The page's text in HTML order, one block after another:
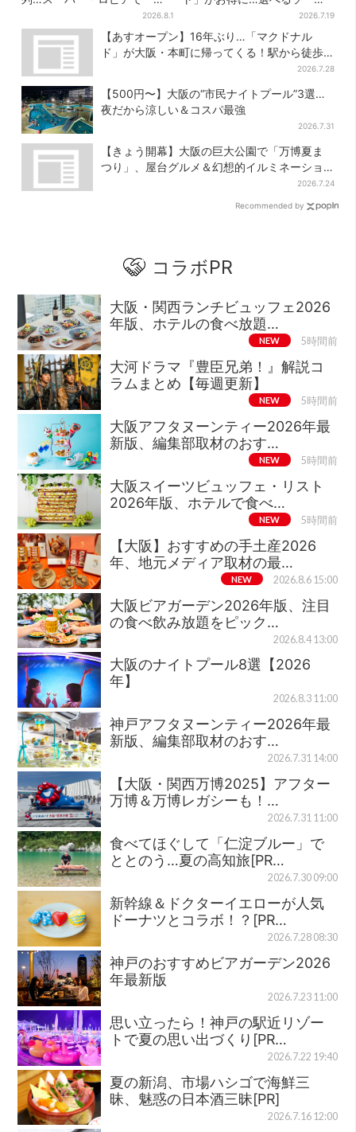
デカ抽選会」、開始30分で“1
等黒毛和牛”の当選も
2026.8.1
は全4種 ポケモンパッケージ
は今だけ
2026.7.19
【あすオープン】16年ぶり…「マクドナル
ド」が大阪・本町に帰ってくる！駅から徒歩1
2026.7.28
【500円〜】大阪の“市民ナイトプール”3選…
夜だから涼しい＆コスパ最強
2026.7.31
【きょう開幕】大阪の巨大公園で「万博夏ま
つり」、屋台グルメ＆幻想的イルミネーショ
2026.7.24
Recommended by
コラボPR
大阪・関西ランチビュッフェ2026
年版、ホテルの食べ放題…
NEW 5時間前
大河ドラマ『豊臣兄弟！』解説コ
ラムまとめ【毎週更新】
NEW 5時間前
大阪アフタヌーンティー2026年最
新版、編集部取材のおす…
NEW 5時間前
大阪スイーツビュッフェ・リスト
2026年版、ホテルで食べ…
NEW 5時間前
【大阪】おすすめの手土産2026
年、地元メディア取材の最…
NEW 2026.8.6 15:00
大阪ビアガーデン2026年版、注目
の食べ飲み放題をピック…
2026.8.4 13:00
大阪のナイトプール8選【2026
年】
2026.8.3 11:00
神戸アフタヌーンティー2026年最
新版、編集部取材のおす…
2026.7.31 14:00
【大阪・関西万博2025】アフター
万博＆万博レガシーも！…
2026.7.31 11:00
食べてほぐして「仁淀ブルー」で
ととのう…夏の高知旅[PR…
2026.7.30 09:00
新幹線＆ドクターイエローが人気
ドーナツとコラボ！？[PR…
2026.7.28 08:30
神戸のおすすめビアガーデン2026
年最新版
2026.7.23 11:00
思い立ったら！神戸の駅近リゾー
トで夏の思い出づくり[PR…
2026.7.22 19:40
夏の新潟、市場ハシゴで海鮮三
昧、魅惑の日本酒三昧[PR]
2026.7.16 12:00